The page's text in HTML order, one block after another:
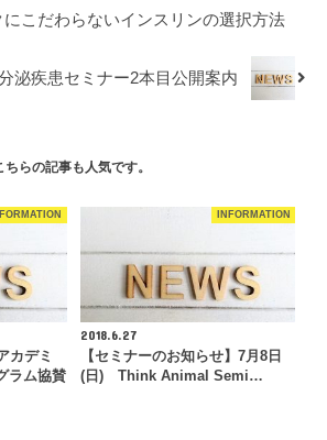
にこだわらないインスリンの選択方法
泌疾患セミナー2本目公開案内
ちらの記事も人気です。
カデミ
ラム協賛
INFORMATION
2018.6.27
【セミナーのお知らせ】7月8日
(日) Think Animal Semi…